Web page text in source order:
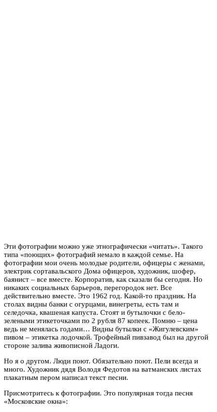
Эти фотографии можно уже этнографически «читать». Такого
типа «поющих» фотографий немало в каждой семье. На
фотографии мои очень молодые родители, офицеры с женами,
электрик сортавальского Дома офицеров, художник, шофер,
баянист – все вместе. Корпоратив, как сказали бы сегодня. Но
никаких социальных барьеров, перегородок нет. Все
действительно вместе. Это 1962 год. Какой-то праздник. На
столах видны банки с огурцами, винегреты, есть там и
селедочка, квашеная капуста. Стоят и бутылочки с бело-
зелеными этикеточками по 2 рубля 87 копеек. Помню – цена
ведь не менялась годами… Видны бутылки с «Жигулевским»
пивом – этикетка лодочкой. Трофейный пивзавод был на другой
стороне залива живописной Ладоги.
Но я о другом. Люди поют. Обязательно поют. Пели всегда и
много. Художник дядя Володя Федотов на ватманских листах
плакатным пером написал текст песни.
Присмотритесь к фотографии. Это популярная тогда песня
«Московские окна»: